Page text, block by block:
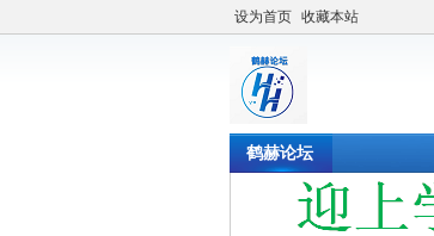
设为首页 收藏本站
鹤赫论坛